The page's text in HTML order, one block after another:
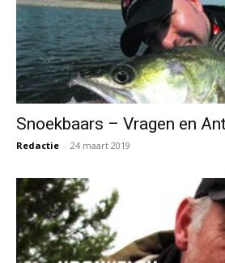
Snoekbaars – Vragen en
Redactie - 24 maart 2019